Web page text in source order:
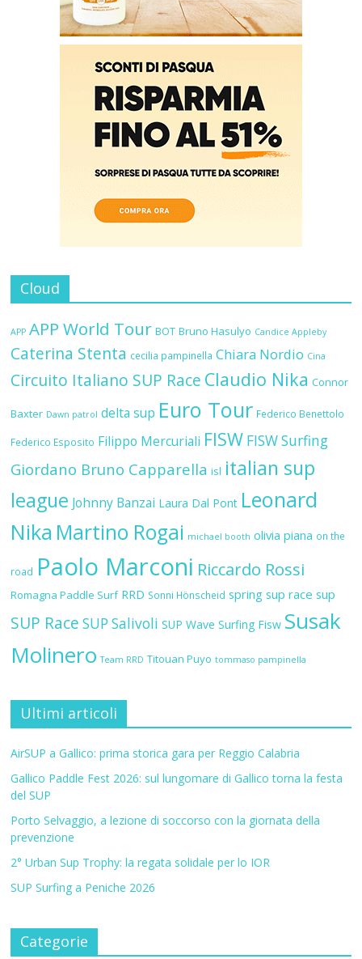
Cloud
APP APP World Tour BOT Bruno Hasulyo Candice Appleby
Caterina Stenta cecilia pampinella Chiara Nordio Cina
Circuito Italiano SUP Race Claudio Nika Connor
Baxter Dawn patrol delta sup Euro Tour Federico Benettolo
Federico Esposito Filippo Mercuriali FISW FISW Surfing
Giordano Bruno Capparella isl italian sup
league Johnny Banzai Laura Dal Pont Leonard
Nika Martino Rogai michael booth olivia piana on the
road Paolo Marconi Riccardo Rossi
Romagna Paddle Surf RRD Sonni Hönscheid spring sup race sup
SUP Race SUP Salivoli SUP Wave Surfing Fisw Susak
Molinero Team RRD Titouan Puyo tommaso pampinella
Ultimi articoli
AirSUP a Gallico: prima storica gara per Reggio Calabria
Gallico Paddle Fest 2026: sul lungomare di Gallico torna la festa
del SUP
Porto Selvaggio, a lezione di soccorso con la giornata della
prevenzione
2° Urban Sup Trophy: la regata solidale per lo IOR
SUP Surfing a Peniche 2026
Categorie